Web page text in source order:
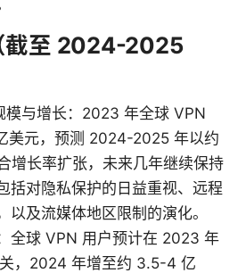
截至 2024-2025
模与增长：2023 年全球 VPN
美元，预测 2024-2025 年以约
增长率扩张，未来几年继续保持
括对隐私保护的日益重视、远程
以及流媒体地区限制的演化。
全球 VPN 用户预计在 2023 年
，2024 年增至约 3.5-4 亿